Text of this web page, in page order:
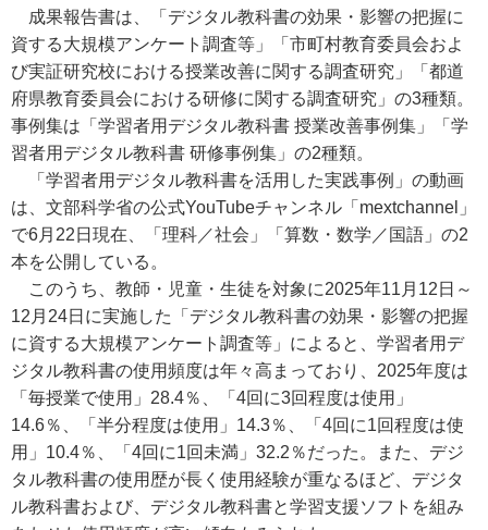
成果報告書は、「デジタル教科書の効果・影響の把握に
資する大規模アンケート調査等」「市町村教育委員会およ
び実証研究校における授業改善に関する調査研究」「都道
府県教育委員会における研修に関する調査研究」の3種類。
事例集は「学習者用デジタル教科書 授業改善事例集」「学
習者用デジタル教科書 研修事例集」の2種類。
「学習者用デジタル教科書を活用した実践事例」の動画
は、文部科学省の公式YouTubeチャンネル「mextchannel」
で6月22日現在、「理科／社会」「算数・数学／国語」の2
本を公開している。
このうち、教師・児童・生徒を対象に2025年11月12日～
12月24日に実施した「デジタル教科書の効果・影響の把握
に資する大規模アンケート調査等」によると、学習者用デ
ジタル教科書の使用頻度は年々高まっており、2025年度は
「毎授業で使用」28.4％、「4回に3回程度は使用」
14.6％、「半分程度は使用」14.3％、「4回に1回程度は使
用」10.4％、「4回に1回未満」32.2％だった。また、デジ
タル教科書の使用歴が長く使用経験が重なるほど、デジタ
ル教科書および、デジタル教科書と学習支援ソフトを組み